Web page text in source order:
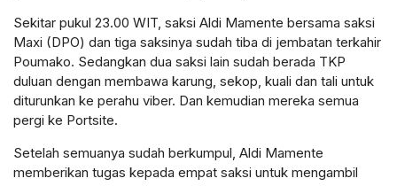
Sekitar pukul 23.00 WIT, saksi Aldi Mamente bersama saksi
Maxi (DPO) dan tiga saksinya sudah tiba di jembatan terkahir
Poumako. Sedangkan dua saksi lain sudah berada TKP
duluan dengan membawa karung, sekop, kuali dan tali untuk
diturunkan ke perahu viber. Dan kemudian mereka semua
pergi ke Portsite.
Setelah semuanya sudah berkumpul, Aldi Mamente
memberikan tugas kepada empat saksi untuk mengambil